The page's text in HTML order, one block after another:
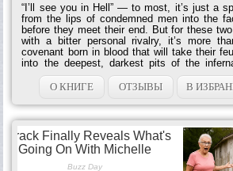
“I’ll see you in Hell” — to most, it’s just a
from the lips of condemned men into the
before they meet their end. But for these
with a bitter personal rivalry, it’s more
covenant born in blood that will take their
into the deepest, darkest pits of the
assassin who thinks he’s seen it all is not
О КНИГЕ
ОТЗЫВЫ В